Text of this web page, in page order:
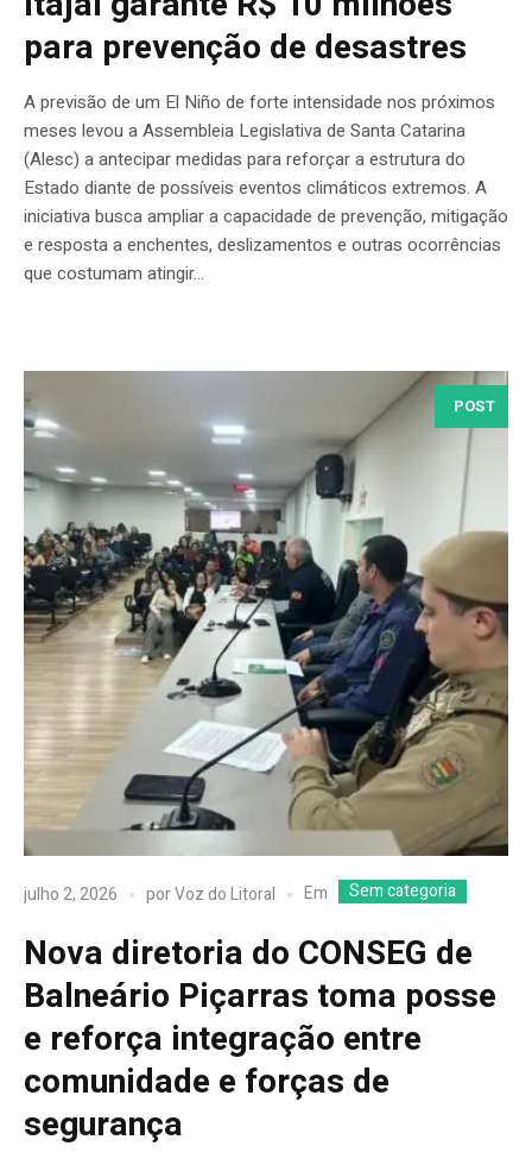
para prevenção de desastres
A previsão de um El Niño de forte intensidade nos próximos
meses levou a Assembleia Legislativa de Santa Catarina
(Alesc) a antecipar medidas para reforçar a estrutura do
Estado diante de possíveis eventos climáticos extremos. A
iniciativa busca ampliar a capacidade de prevenção, mitigação
e resposta a enchentes, deslizamentos e outras ocorrências
que costumam atingir...
POST
julho 2, 2026 porVoz do Litoral Em Sem categoria
Nova diretoria do CONSEG de
Balneário Piçarras toma posse
e reforça integração entre
comunidade e forças de
segurança